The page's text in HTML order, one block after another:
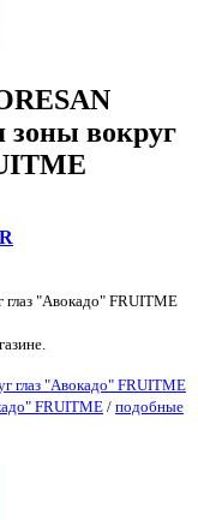
зоны вокруг
глаз "Авокадо" FRUITME
глаз "Авокадо" FRUITME
FRUITME / подобные